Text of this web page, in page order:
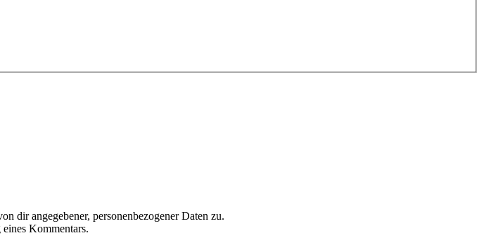
dir angegebener, personenbezogener Daten zu.
Kommentars.